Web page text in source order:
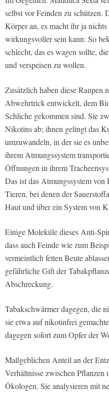
selbst vor Feinden zu schützen.
Körper an, es macht ihr ja
wirkungsvoller sein kann: So
schlecht, das es wagen sollte,
und verspeisen zu wollen.
Zusätzlich haben diese Raupen
Abwehrtrick entwickelt, dem
Schliche gekommen sind. Sie
Nikotins ab; ihnen gelingt das
umzuwandeln, in der sie es
ihrem Atmungssystem
Öffnungen in ihrem
Das ist das Atmungssystem
Tieren, bei denen der
Haut und über ein System von
Einige Moleküle dieses Anti-
dass auch Feinde wie zum
vermeintlich fetten Beute
gefährliche Gift der
Abschreckung.
Tabakschwärmer dagegen, die
sie etwa auf nikotinfrei
dagegen sofort zum Opfer der
Maßgeblichen Anteil an der
Verhältnisse zwischen Pflanzen
Ökologen. Sie analysieren mit